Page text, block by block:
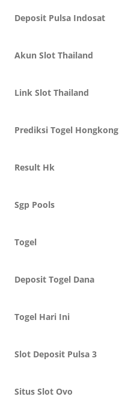
Deposit Pulsa Indosat
Akun Slot Thailand
Link Slot Thailand
Prediksi Togel Hongkong
Result Hk
Sgp Pools
Togel
Deposit Togel Dana
Togel Hari Ini
Slot Deposit Pulsa 3
Situs Slot Ovo